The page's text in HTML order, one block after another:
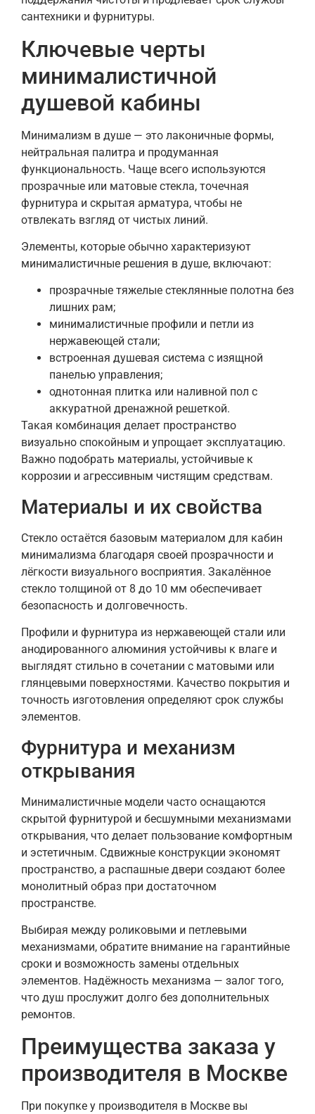
сантехники и фурнитуры.
Ключевые черты
минималистичной
душевой кабины
Минимализм в душе — это лаконичные формы,
нейтральная палитра и продуманная
функциональность. Чаще всего используются
прозрачные или матовые стекла, точечная
фурнитура и скрытая арматура, чтобы не
отвлекать взгляд от чистых линий.
Элементы, которые обычно характеризуют
минималистичные решения в душе, включают:
прозрачные тяжелые стеклянные полотна без
лишних рам;
минималистичные профили и петли из
нержавеющей стали;
встроенная душевая система с изящной
панелью управления;
однотонная плитка или наливной пол с
аккуратной дренажной решеткой.
Такая комбинация делает пространство
визуально спокойным и упрощает эксплуатацию.
Важно подобрать материалы, устойчивые к
коррозии и агрессивным чистящим средствам.
Материалы и их свойства
Стекло остаётся базовым материалом для кабин
минимализма благодаря своей прозрачности и
лёгкости визуального восприятия. Закалённое
стекло толщиной от 8 до 10 мм обеспечивает
безопасность и долговечность.
Профили и фурнитура из нержавеющей стали или
анодированного алюминия устойчивы к влаге и
выглядят стильно в сочетании с матовыми или
глянцевыми поверхностями. Качество покрытия и
точность изготовления определяют срок службы
элементов.
Фурнитура и механизм
открывания
Минималистичные модели часто оснащаются
скрытой фурнитурой и бесшумными механизмами
открывания, что делает пользование комфортным
и эстетичным. Сдвижные конструкции экономят
пространство, а распашные двери создают более
монолитный образ при достаточном
пространстве.
Выбирая между роликовыми и петлевыми
механизмами, обратите внимание на гарантийные
сроки и возможность замены отдельных
элементов. Надёжность механизма — залог того,
что душ прослужит долго без дополнительных
ремонтов.
Преимущества заказа у
производителя в Москве
При покупке у производителя в Москве вы